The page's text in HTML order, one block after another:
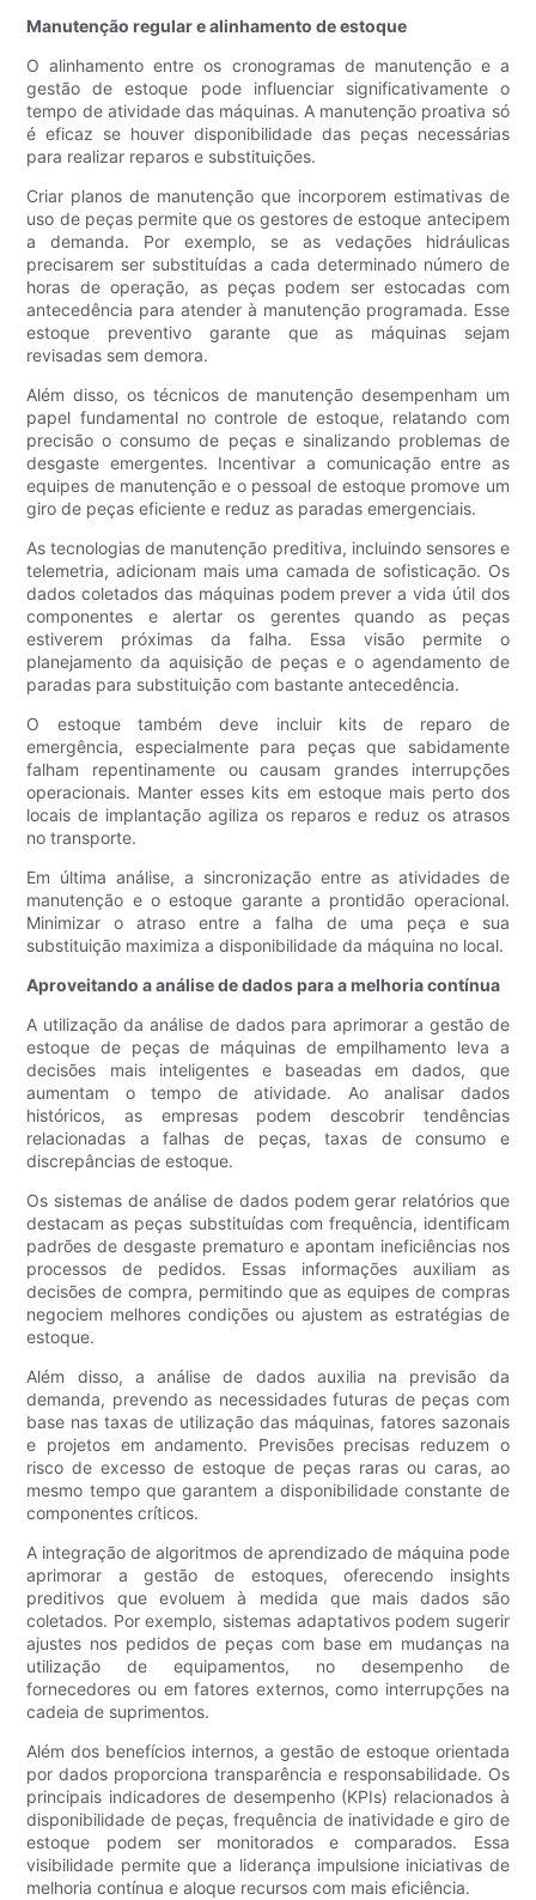
Manutenção regular e alinhamento de estoque
O alinhamento entre os cronogramas de manutenção e a
gestão de estoque pode influenciar significativamente o
tempo de atividade das máquinas. A manutenção proativa só
é eficaz se houver disponibilidade das peças necessárias
para realizar reparos e substituições.
Criar planos de manutenção que incorporem estimativas de
uso de peças permite que os gestores de estoque antecipem
a demanda. Por exemplo, se as vedações hidráulicas
precisarem ser substituídas a cada determinado número de
horas de operação, as peças podem ser estocadas com
antecedência para atender à manutenção programada. Esse
estoque preventivo garante que as máquinas sejam
revisadas sem demora.
Além disso, os técnicos de manutenção desempenham um
papel fundamental no controle de estoque, relatando com
precisão o consumo de peças e sinalizando problemas de
desgaste emergentes. Incentivar a comunicação entre as
equipes de manutenção e o pessoal de estoque promove um
giro de peças eficiente e reduz as paradas emergenciais.
As tecnologias de manutenção preditiva, incluindo sensores e
telemetria, adicionam mais uma camada de sofisticação. Os
dados coletados das máquinas podem prever a vida útil dos
componentes e alertar os gerentes quando as peças
estiverem próximas da falha. Essa visão permite o
planejamento da aquisição de peças e o agendamento de
paradas para substituição com bastante antecedência.
O estoque também deve incluir kits de reparo de
emergência, especialmente para peças que sabidamente
falham repentinamente ou causam grandes interrupções
operacionais. Manter esses kits em estoque mais perto dos
locais de implantação agiliza os reparos e reduz os atrasos
no transporte.
Em última análise, a sincronização entre as atividades de
manutenção e o estoque garante a prontidão operacional.
Minimizar o atraso entre a falha de uma peça e sua
substituição maximiza a disponibilidade da máquina no local.
Aproveitando a análise de dados para a melhoria contínua
A utilização da análise de dados para aprimorar a gestão de
estoque de peças de máquinas de empilhamento leva a
decisões mais inteligentes e baseadas em dados, que
aumentam o tempo de atividade. Ao analisar dados
históricos, as empresas podem descobrir tendências
relacionadas a falhas de peças, taxas de consumo e
discrepâncias de estoque.
Os sistemas de análise de dados podem gerar relatórios que
destacam as peças substituídas com frequência, identificam
padrões de desgaste prematuro e apontam ineficiências nos
processos de pedidos. Essas informações auxiliam as
decisões de compra, permitindo que as equipes de compras
negociem melhores condições ou ajustem as estratégias de
estoque.
Além disso, a análise de dados auxilia na previsão da
demanda, prevendo as necessidades futuras de peças com
base nas taxas de utilização das máquinas, fatores sazonais
e projetos em andamento. Previsões precisas reduzem o
risco de excesso de estoque de peças raras ou caras, ao
mesmo tempo que garantem a disponibilidade constante de
componentes críticos.
A integração de algoritmos de aprendizado de máquina pode
aprimorar a gestão de estoques, oferecendo insights
preditivos que evoluem à medida que mais dados são
coletados. Por exemplo, sistemas adaptativos podem sugerir
ajustes nos pedidos de peças com base em mudanças na
utilização de equipamentos, no desempenho de
fornecedores ou em fatores externos, como interrupções na
cadeia de suprimentos.
Além dos benefícios internos, a gestão de estoque orientada
por dados proporciona transparência e responsabilidade. Os
principais indicadores de desempenho (KPIs) relacionados à
disponibilidade de peças, frequência de inatividade e giro de
estoque podem ser monitorados e comparados. Essa
visibilidade permite que a liderança impulsione iniciativas de
melhoria contínua e aloque recursos com mais eficiência.